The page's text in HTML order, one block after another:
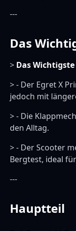
---
Das
> Das
> - Der Egret X
jedoch mit
> - Die
den Alltag.
> - Der Scooter
Bergtest, ideal
---
Hauptteil